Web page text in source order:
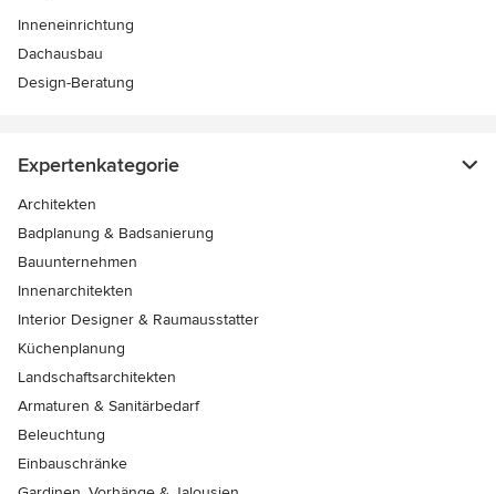
Inneneinrichtung
Dachausbau
Design-Beratung
Expertenkategorie
Architekten
Badplanung & Badsanierung
Bauunternehmen
Innenarchitekten
Interior Designer & Raumausstatter
Küchenplanung
Landschaftsarchitekten
Armaturen & Sanitärbedarf
Beleuchtung
Einbauschränke